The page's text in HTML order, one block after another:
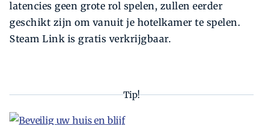
latencies geen grote rol spelen, zullen eerder
geschikt zijn om vanuit je hotelkamer te spelen.
Steam Link is gratis verkrijgbaar.
Tip!